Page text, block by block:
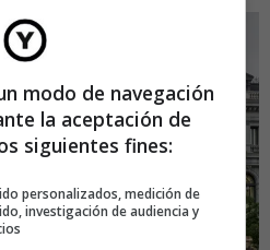
modo de navegación
la aceptación de
siguientes fines:
personalizados, medición de
investigación de audiencia y